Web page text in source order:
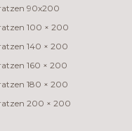
90x200
100 × 200
140 × 200
160 × 200
180 × 200
200 × 200